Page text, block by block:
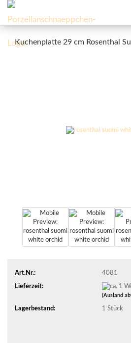
Kuchenplatte 29 cm Rosenthal
Art.Nr.: 4081
Lieferzeit:
(Ausland
Lagerbestand: 1 Stück